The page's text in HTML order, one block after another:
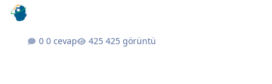
0 cevap 425 görüntü